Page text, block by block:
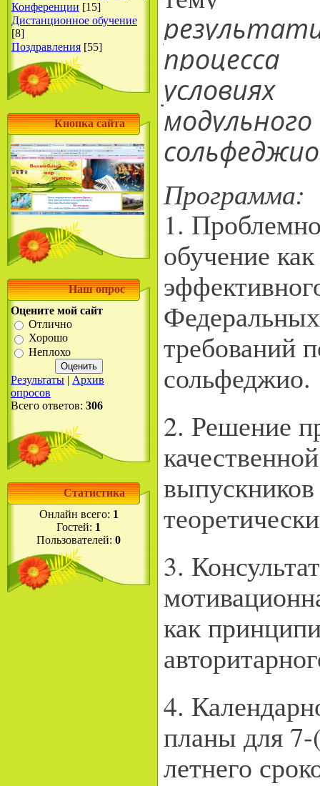
Конференции [15]
Дистанционное обучение
[8]
Поздравления [55]
Кнопка сайта
Наш опрос
Оцените мой сайт
Отлично
Хорошо
Неплохо
Результаты | Архив
опросов
Всего ответов: 306
Статистика
Онлайн всего: 1
Гостей: 1
Пользователей: 0
Программа:
1.
обучение
требований
сольфеджио.
2. Решение
3.
как
4.
планы для
летнего